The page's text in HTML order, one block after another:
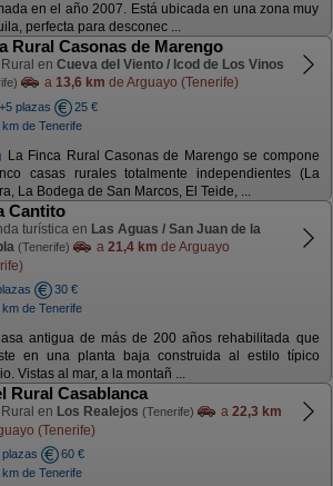
en el año 2007. Está ubicada en una zona muy
perfecta para desconec ...
Rural Casonas de Marengo
en Cueva del Viento / Icod de Los Vinos
a 13,6 km de Arguayo (Tenerife)
plazas
25 €
km de Tenerife
La Finca Rural Casonas de Marengo se compone
casas rurales totalmente independientes (La
La Bodega de San Marcos, El Teide, ...
Cantito
turística en Las Aguas / San Juan de la
(Tenerife) a 21,4 km de Arguayo
30 €
km de Tenerife
antigua de más de 200 años rehabilitada que
en una planta baja construida al estilo típico
Vistas al mar, a la montañ ...
Rural Casablanca
en Los Realejos (Tenerife) a 22,3 km
(Tenerife)
plazas
60 €
km de Tenerife